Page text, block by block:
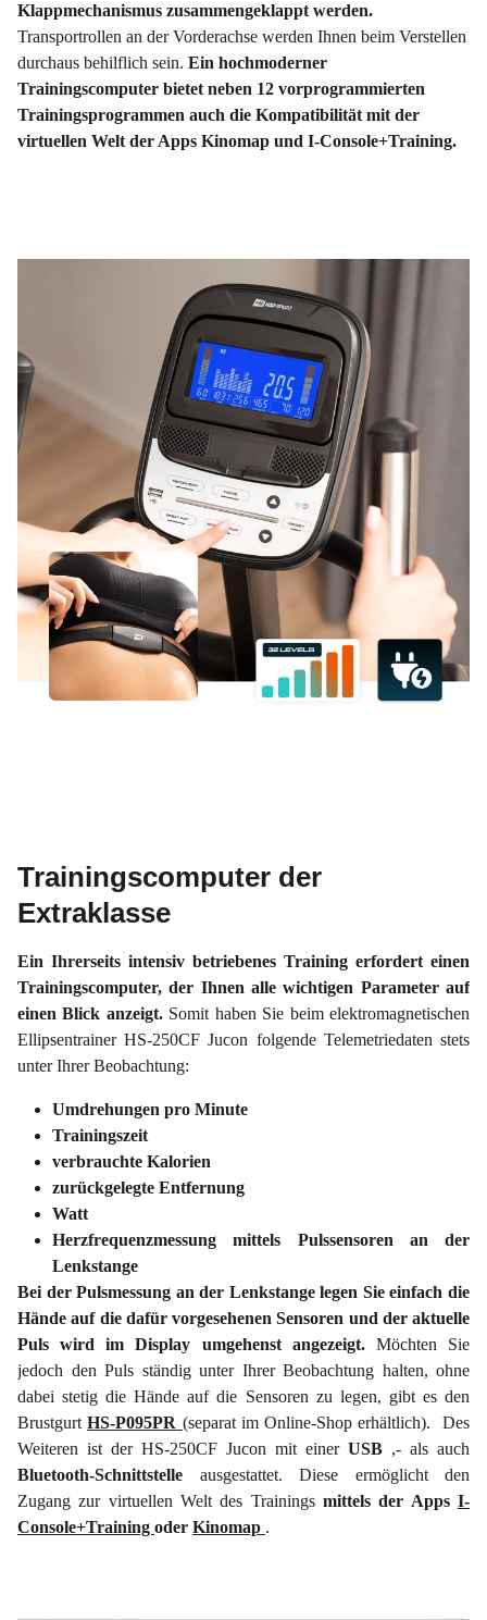
Klappmechanismus zusammengeklappt werden.
Transportrollen an der Vorderachse werden Ihnen beim Verstellen
durchaus behilflich sein. Ein hochmoderner
Trainingscomputer bietet neben 12 vorprogrammierten
Trainingsprogrammen auch die Kompatibilität mit der
virtuellen Welt der Apps Kinomap und I-Console+Training.
Trainingscomputer der
Extraklasse
Ein Ihrerseits intensiv betriebenes Training erfordert einen
Trainingscomputer, der Ihnen alle wichtigen Parameter auf
einen Blick anzeigt. Somit haben Sie beim elektromagnetischen
Ellipsentrainer HS-250CF Jucon folgende Telemetriedaten stets
unter Ihrer Beobachtung:
Umdrehungen pro Minute
Trainingszeit
verbrauchte Kalorien
zurückgelegte Entfernung
Watt
Herzfrequenzmessung mittels Pulssensoren an der
Lenkstange
Bei der Pulsmessung an der Lenkstange legen Sie einfach die
Hände auf die dafür vorgesehenen Sensoren und der aktuelle
Puls wird im Display umgehenst angezeigt. Möchten Sie
jedoch den Puls ständig unter Ihrer Beobachtung halten, ohne
dabei stetig die Hände auf die Sensoren zu legen, gibt es den
BrustgurtHS-P095PR (separat im Online-Shop erhältlich). Des
Weiteren ist der HS-250CF Jucon mit einer USB ,- als auch
Bluetooth-Schnittstelle ausgestattet. Diese ermöglicht den
Zugang zur virtuellen Welt des Trainings mittels der Apps I-
Console+Training oder Kinomap .